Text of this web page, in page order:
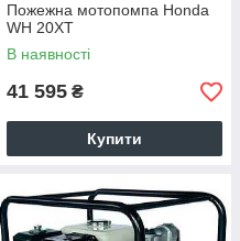
Пожежна мотопомпа Honda
WH 20XT
В наявності
41 595 ₴
Купити